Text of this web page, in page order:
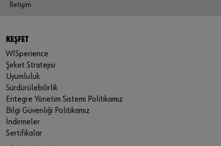
İletişim
KEŞFET
WISperience
Şirket Stratejisi
Uyumluluk
Sürdürülebilirlik
Entegre Yönetim Sistemi Politikamız
Bilgi Güvenliği Politikamız
İndirmeler
Sertifikalar